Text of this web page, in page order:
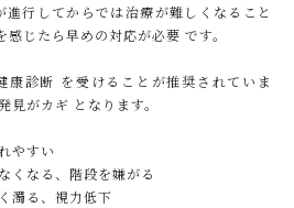
行してからでは治療が難しくなること
じたら早めの対応が必要 です。
康診断 を受けることが推奨されていま
見がカギ となります。
やすい
くなる、階段を嫌がる
濁る、視力低下